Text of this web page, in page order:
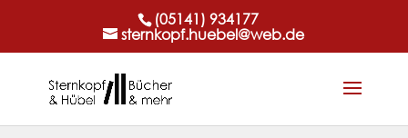
(05141) 934177
sternkopf.huebel@web.de